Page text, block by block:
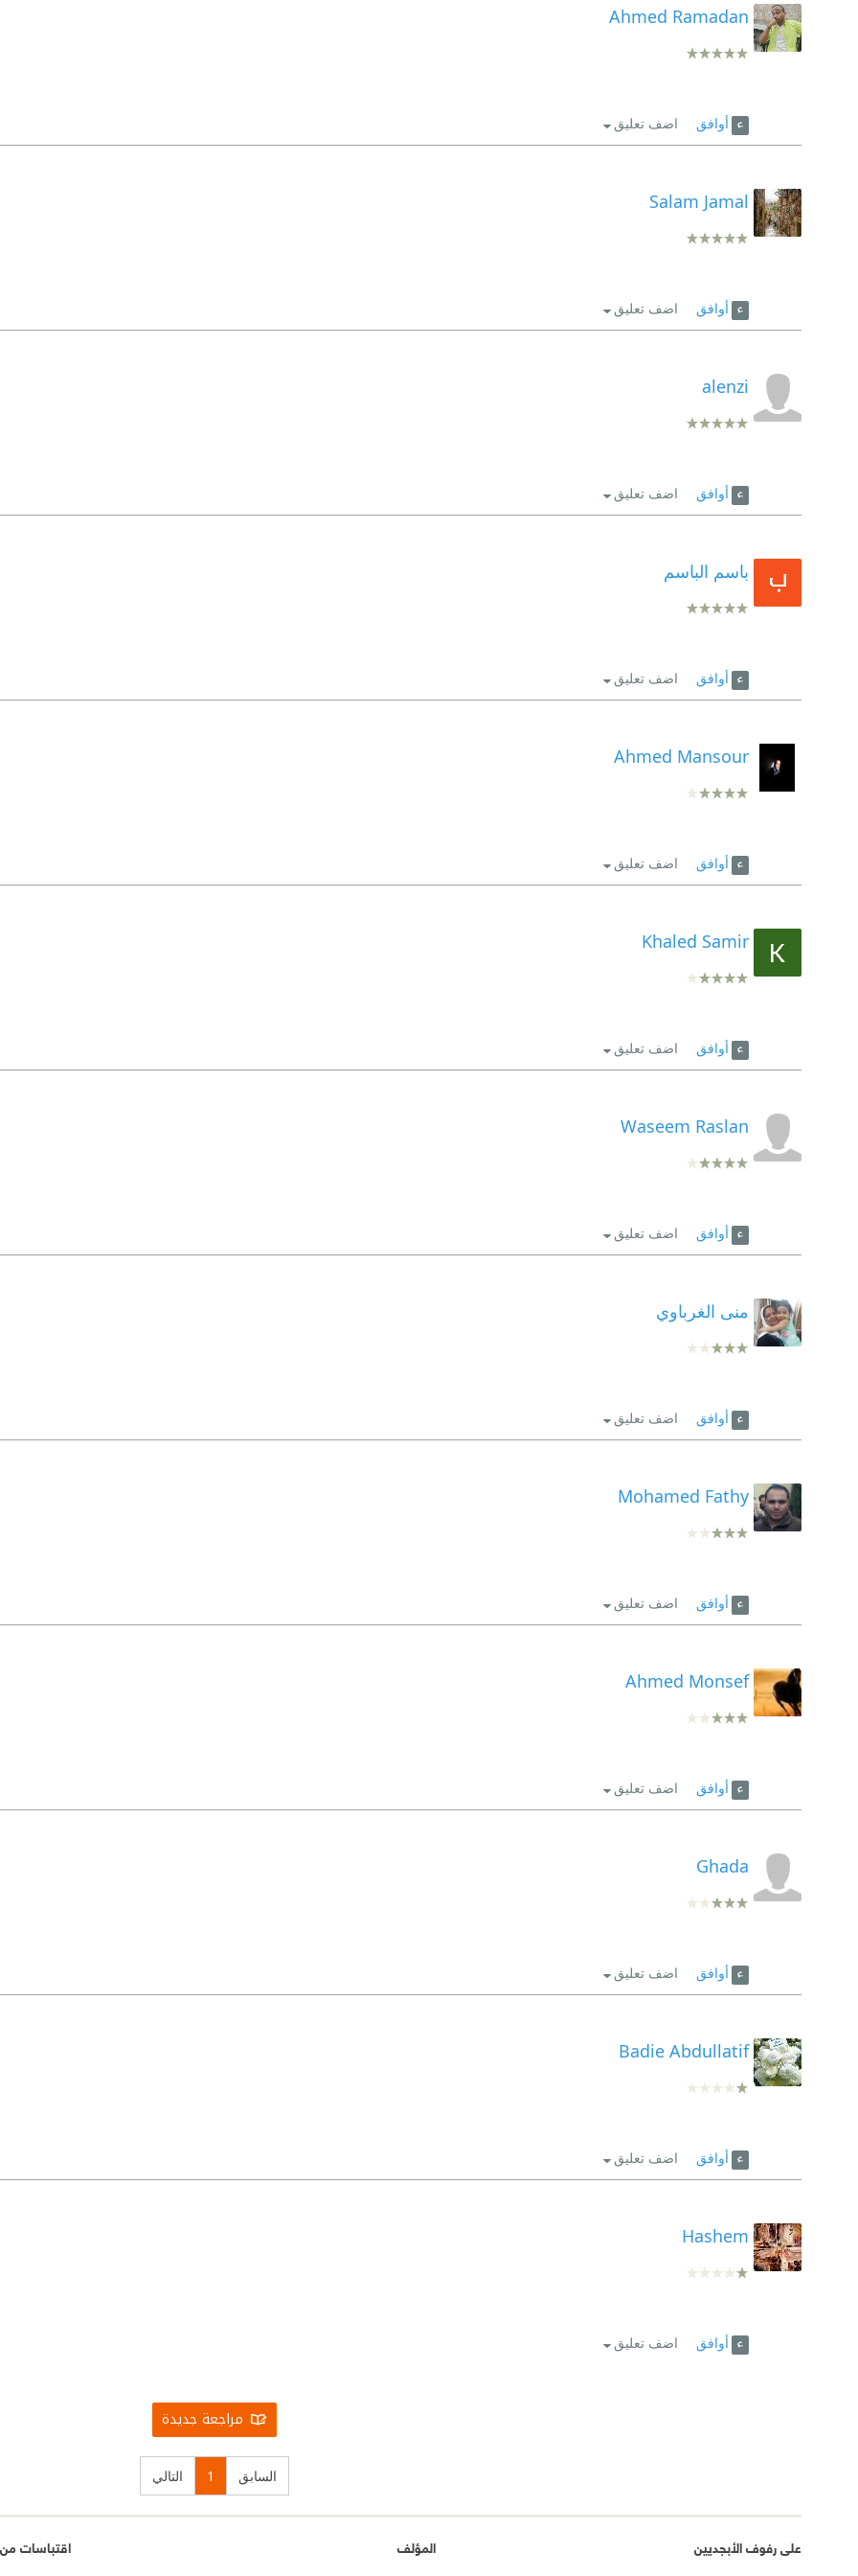
Ahmed Ramadan
أوافق اضف تعليق
Salam Jamal
أوافق اضف تعليق
alenzi
أوافق اضف تعليق
باسم الباسم
أوافق اضف تعليق
Ahmed Mansour
أوافق اضف تعليق
Khaled Samir
أوافق اضف تعليق
Waseem Raslan
أوافق اضف تعليق
منى الغرباوي
أوافق اضف تعليق
Mohamed Fathy
أوافق اضف تعليق
Ahmed Monsef
أوافق اضف تعليق
Ghada
أوافق اضف تعليق
Badie Abdullatif
أوافق اضف تعليق
Hashem
أوافق اضف تعليق
مراجعة جديدة
السابق 1 التالي
على رفوف الأبجديين المؤلف اقتباسات